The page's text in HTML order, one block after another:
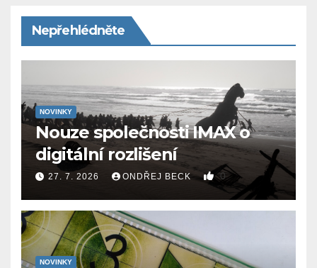
Nepřehlédněte
NOVINKY
Nouze společnosti IMAX o
digitální rozlišení
27. 7. 2026 ONDŘEJ BECK 0
NOVINKY